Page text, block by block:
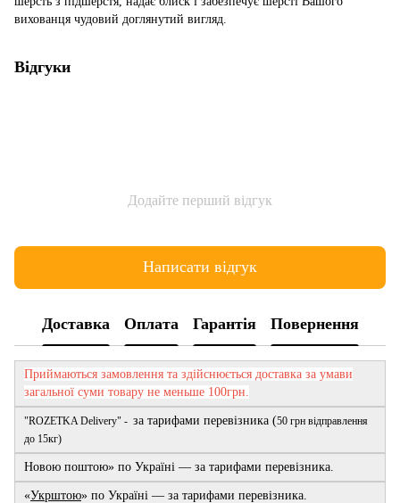
вихованця чудовий доглянутий вигляд.
Відгуки
Додайте перший відгук
Написати відгук
Доставка Оплата Гарантія Повернення
Приймаються замовлення та здійснюється доставка за умави
загальної суми товару не меньше 100грн.
"ROZETKA Delivery" - за тарифами перевізника (50 грн відправлення
до 15кг)
Новою поштою» по Україні — за тарифами перевізника.
«Укрштою» по Україні — за тарифами перевізника.